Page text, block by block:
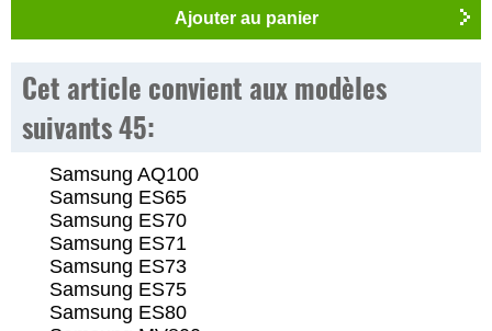
Ajouter au panier
Cet article convient aux modèles
suivants 45:
Samsung AQ100
Samsung ES65
Samsung ES70
Samsung ES71
Samsung ES73
Samsung ES75
Samsung ES80